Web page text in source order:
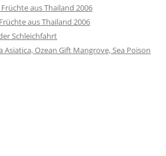
aus Thailand 2006
aus Thailand 2006
Schleichfahrt
Asiatica, Ozean Gift Mangrove, Sea Poison